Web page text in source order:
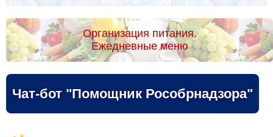
Организация питания.
Ежедневные меню
Чат-бот "Помощник Рособрнадзора"